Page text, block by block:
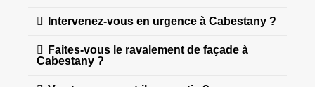
Intervenez-vous en urgence à Cabestany ?
Faites-vous le ravalement de façade à
Cabestany ?